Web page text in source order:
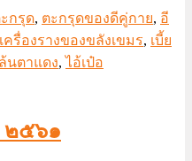
กรุด, ตะกรุดของดีคู่กาย, อี
เครื่องรางของขลังเขมร, เบี้ย
นตาแดง,ไอ้เป๋อ
๒๕๖๑